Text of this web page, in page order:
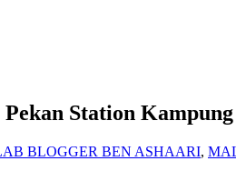
Station
BLOGGER BEN ASHAARI,